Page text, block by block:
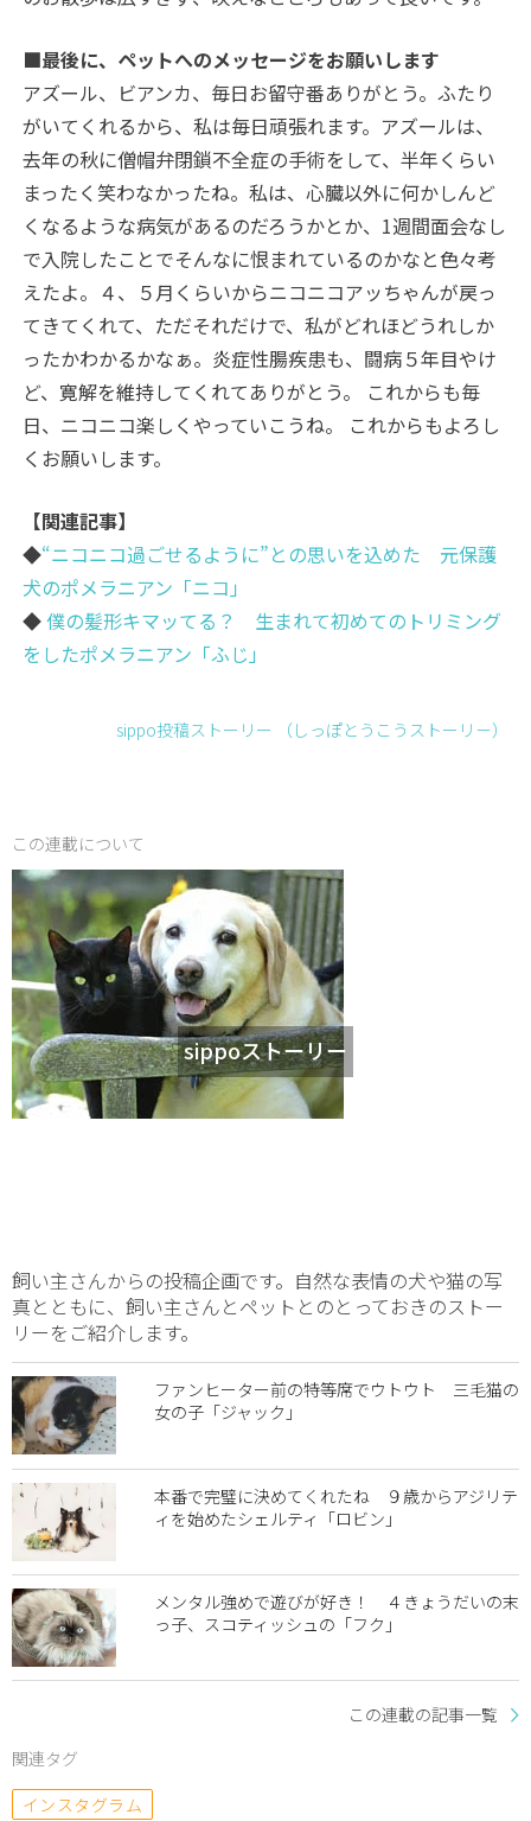
■最後に、ペットへのメッセージをお願いします
アズール、ビアンカ、毎日お留守番ありがとう。ふたり
がいてくれるから、私は毎日頑張れます。アズールは、
去年の秋に僧帽弁閉鎖不全症の手術をして、半年くらい
まったく笑わなかったね。私は、心臓以外に何かしんど
くなるような病気があるのだろうかとか、1週間面会なし
で入院したことでそんなに恨まれているのかなと色々考
えたよ。４、５月くらいからニコニコアッちゃんが戻っ
てきてくれて、ただそれだけで、私がどれほどうれしか
ったかわかるかなぁ。炎症性腸疾患も、闘病５年目やけ
ど、寛解を維持してくれてありがとう。 これからも毎
日、ニコニコ楽しくやっていこうね。 これからもよろし
くお願いします。
【関連記事】
◆“ニコニコ過ごせるように”との思いを込めた 元保護
犬のポメラニアン「ニコ」
◆僕の髪形キマッてる？ 生まれて初めてのトリミング
をしたポメラニアン「ふじ」
sippo投稿ストーリー （しっぽとうこうストーリ－）
この連載について
sippoストーリー
飼い主さんからの投稿企画です。自然な表情の犬や猫の写
真とともに、飼い主さんとペットとのとっておきのストー
リーをご紹介します。
ファンヒーター前の特等席でウトウト 三毛猫の
女の子「ジャック」
本番で完璧に決めてくれたね ９歳からアジリテ
ィを始めたシェルティ「ロビン」
メンタル強めで遊びが好き！ ４きょうだいの末
っ子、スコティッシュの「フク」
この連載の記事一覧
関連タグ
インスタグラム